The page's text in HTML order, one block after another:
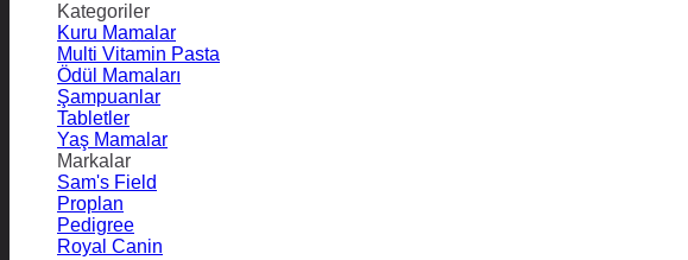
Kategoriler
Kuru Mamalar
Multi Vitamin Pasta
Ödül Mamaları
Şampuanlar
Tabletler
Yaş Mamalar
Markalar
Sam's Field
Proplan
Pedigree
Royal Canin